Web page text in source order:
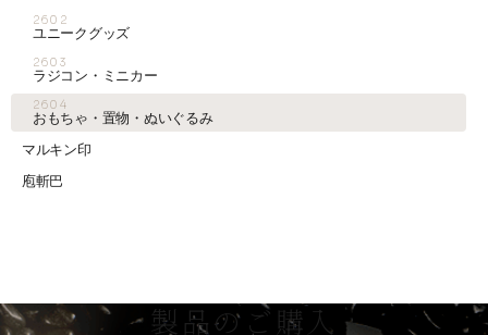
2602
ユニークグッズ
2603
ラジコン・ミニカー
2604
おもちゃ・置物・ぬいぐるみ
マルキン印
庖斬巴
製品のご購入